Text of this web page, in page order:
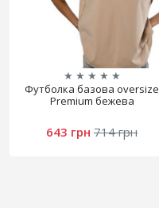
★ ★ ★ ★ ★
Футболка базова oversize
Premium бежева
643 грн 714 грн